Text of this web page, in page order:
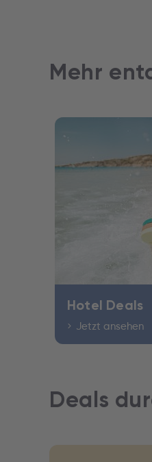
Mehr
Hotel Deals
Jetzt ansehen
Deals